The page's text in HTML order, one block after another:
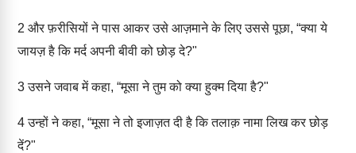
2 और फ़रीसियों ने पास आकर उसे आज़माने के लिए उससे पूछा, “क्या ये
जायज़ है कि मर्द अपनी बीवी को छोड़ दे?"
3उसने जवाब में कहा, “मूसा ने तुम को क्या हुक्म दिया है?"
4उन्हों ने कहा, “मूसा ने तो इजाज़त दी है कि तलाक़ नामा लिख कर छोड़
दें?"